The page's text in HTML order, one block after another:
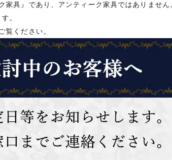
具』であり、アンティーク家具ではありません
。
覧ください。